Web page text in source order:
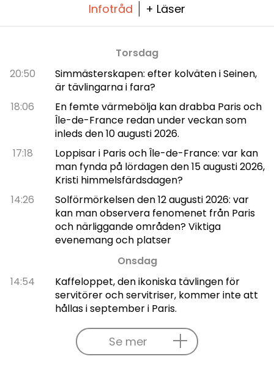
Infotråd + Läser
Torsdag
20:50
Simmästerskapen: efter kolväten i Seinen,
är tävlingarna i fara?
18:06
En femte värmebölja kan drabba Paris och
Île-de-France redan under veckan som
inleds den 10 augusti 2026.
17:18
Loppisar i Paris och Île-de-France: var kan
man fynda på lördagen den 15 augusti 2026,
Kristi himmelsfärdsdagen?
14:26
Solförmörkelsen den 12 augusti 2026: var
kan man observera fenomenet från Paris
och närliggande områden? Viktiga
evenemang och platser
Onsdag
14:54
Kaffeloppet, den ikoniska tävlingen för
servitörer och servitriser, kommer inte att
hållas i september i Paris.
Se mer